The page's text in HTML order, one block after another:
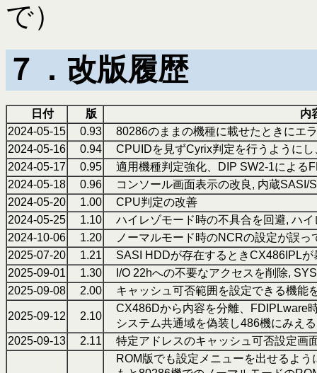
で）
７．改版履歴
日付 版
内
2024-05-15
0.93
80286のままの機種に載せたときにエ
2024-05-16
0.94
CPUIDを見ずCyrix判定を行うように
2024-05-17
0.95
適用機種判定強化、DIP SW2-1による
2024-05-18
0.96
コンソール画面表示の改良, 内蔵SASI/
2024-05-20
1.00
CPU判定の改善
2024-05-25
1.10
ハイレゾモード時の不具合を回避, ハイ
2024-10-06
1.20
ノーマルモード時のNCRの設定が誤っ
2025-07-20
1.21
SASI HDDが存在するときCX486IPLが
2025-09-01
1.30
I/O 22hへの不要なアクセスを削除,
2025-09-08
2.00 キャッシュ可否範囲を設定できる機能
2025-09-12 2.10
CX486Dから内容を分離、FDIPLware
システム共通域を偽装し486機にみえ
2025-09-13
2.11 特定アドレスのキャッシュ可否設定画
ROM版でも設定メニューを出せるよう